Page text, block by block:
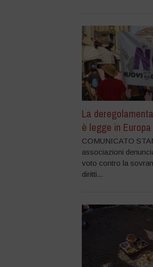
La
è legge in Europa
COMUNICATO
associazioni
voto contro la
diritti...